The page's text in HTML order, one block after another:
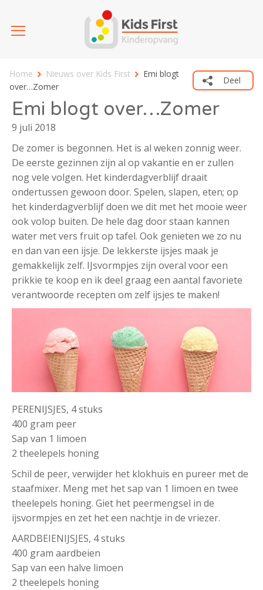
Home Nieuws over Kids First
Emi blogt
over…Zomer
Deel
Emi blogt over…Zomer
9 juli 2018
De zomer is begonnen. Het is al weken zonnig weer.
De eerste gezinnen zijn al op vakantie en er zullen
nog vele volgen. Het kinderdagverblijf draait
ondertussen gewoon door. Spelen, slapen, eten; op
het kinderdagverblijf doen we dit met het mooie weer
ook volop buiten. De hele dag door staan kannen
water met vers fruit op tafel. Ook genieten we zo nu
en dan van een ijsje. De lekkerste ijsjes maak je
gemakkelijk zelf. IJsvormpjes zijn overal voor een
prikkie te koop en ik deel graag een aantal favoriete
verantwoorde recepten om zelf ijsjes te maken!
PERENIJSJES, 4 stuks
400 gram peer
Sap van 1 limoen
2 theelepels honing
Schil de peer, verwijder het klokhuis en pureer met de
staafmixer. Meng met het sap van 1 limoen en twee
theelepels honing. Giet het peermengsel in de
ijsvormpjes en zet het een nachtje in de vriezer.
AARDBEIENIJSJES, 4 stuks
400 gram aardbeien
Sap van een halve limoen
2 theelepels honing